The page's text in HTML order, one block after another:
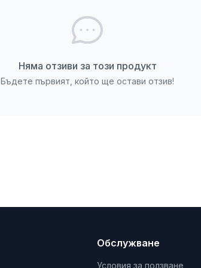
Няма отзиви за този продукт
Бъдете първият, който ще остави отзив!
Обслужване
Условия за ползване